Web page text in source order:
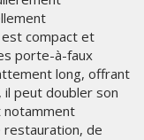
compact et
porte-à-faux
long, offrant
il peut doubler son
de